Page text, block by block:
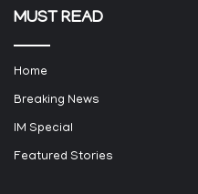
MUST READ
Home
Breaking News
IM Special
Featured Stories